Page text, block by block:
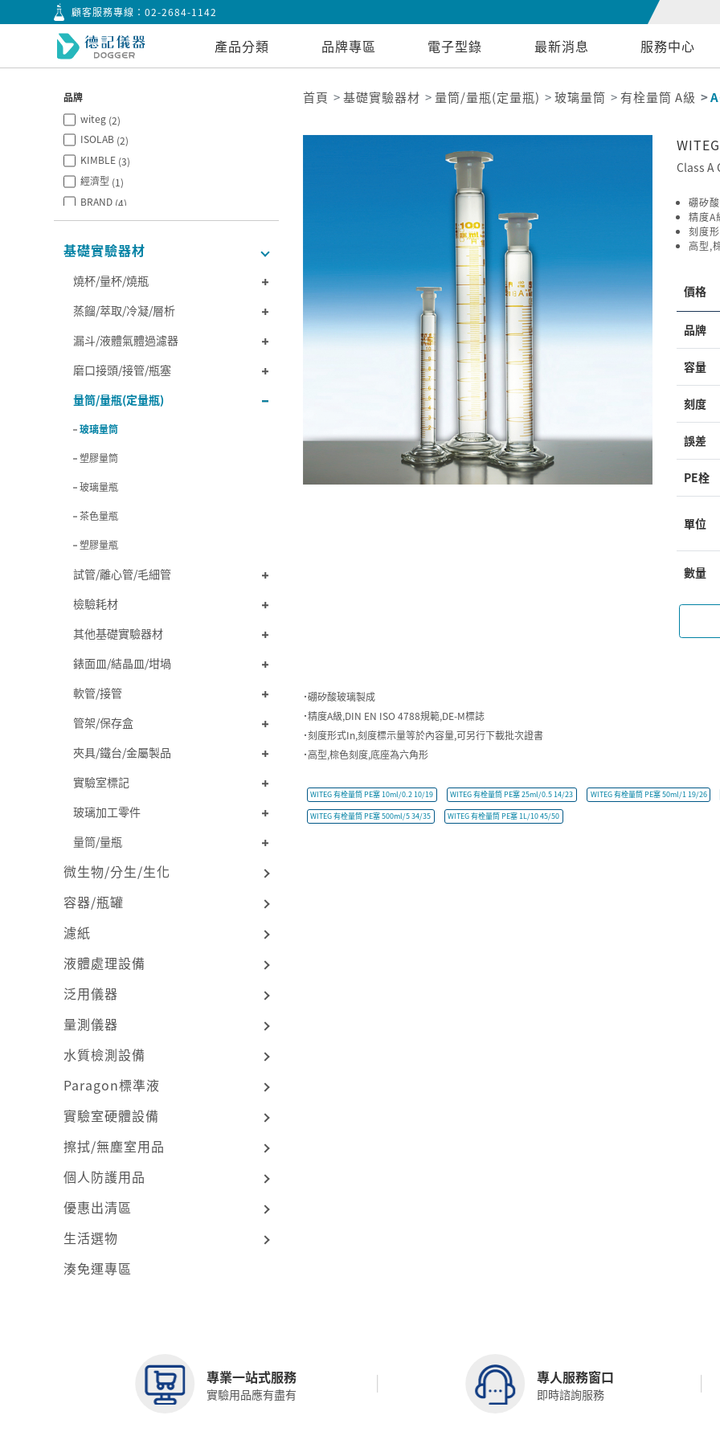
顧客服務專線：02-2684-1142
產品分類 品牌專區 電子型錄 最新消息 服務中心
品牌
witeg (2)
ISOLAB (2)
KIMBLE (3)
經濟型 (1)
BRAND (4)
PYREX(2)
BOROSIL(4)
基礎實驗器材
燒杯/量杯/燒瓶
蒸餾/萃取/冷凝/層析
漏斗/液體氣體過濾器
磨口接頭/接管/瓶塞
量筒/量瓶(定量瓶)
玻璃量筒
塑膠量筒
玻璃量瓶
茶色量瓶
塑膠量瓶
試管/離心管/毛細管
檢驗耗材
其他基礎實驗器材
錶面皿/結晶皿/坩堝
軟管/接管
管架/保存盒
夾具/鐵台/金屬製品
實驗室標記
玻璃加工零件
量筒/量瓶
微生物/分生/生化
容器/瓶罐
濾紙
液體處理設備
泛用儀器
量測儀器
水質檢測設備
Paragon標準液
實驗室硬體設備
擦拭/無塵室用品
個人防護用品
優惠出清區
生活選物
湊免運專區
首頁 基礎實驗器材 量筒/量瓶(定量瓶) 玻璃量筒 有栓量筒 A級
Class
硼矽
精度A
刻度
高型,
價格
品牌
容量
刻度
誤差
PE栓
單位
數量
˙硼矽酸玻璃製成
˙精度A級,DIN EN ISO 4788規範,DE-M標誌
˙刻度形式In,刻度標示量等於內容量,可另行下載批次證書
˙高型,棕色刻度,底座為六角形
WITEG 有栓量筒 PE塞 10ml/0.2 10/19 WITEG 有栓量筒 PE塞 25ml/0.5 14/23 WITEG 有栓量筒 PE塞 50ml/1 19/26
WITEG 有栓量筒 PE塞 500ml/5 34/35 WITEG 有栓量筒 PE塞 1L/10 45/50
專業一站式服務
實驗用品應有盡有
專人服務窗口
即時諮詢服務